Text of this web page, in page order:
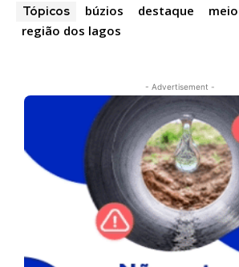
Tópicos búzios destaque
região dos lagos
- Advertisement -